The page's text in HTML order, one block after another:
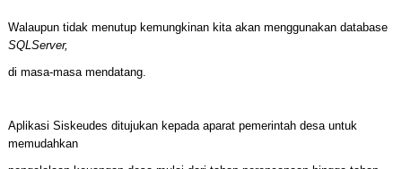
Walaupun tidak menutup kemungkinan kita akan menggunakan database
SQLServer,
di masa-masa mendatang.
Aplikasi Siskeudes ditujukan kepada aparat pemerintah desa untuk
memudahkan